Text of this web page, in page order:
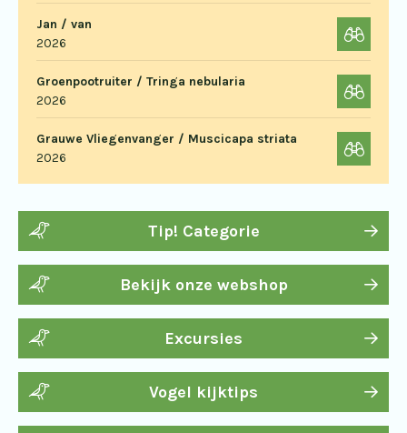
Jan / van
2026
Groenpootruiter / Tringa nebularia
2026
Grauwe Vliegenvanger / Muscicapa striata
2026
Tip! Categorie
Bekijk onze webshop
Excursies
Vogel kijktips